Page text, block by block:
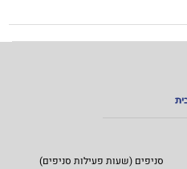
סניפים (שעות פעילות סניפים)